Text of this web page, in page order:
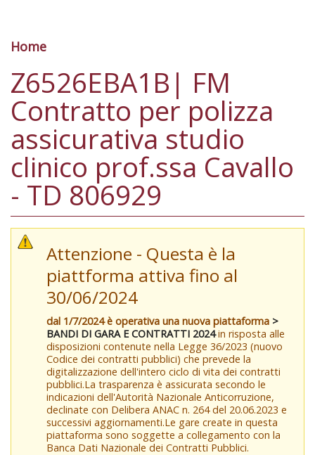
Tu sei qui
Home
Z6526EBA1B| FM
Contratto per polizza
assicurativa studio
clinico prof.ssa Cavallo
- TD 806929
Attenzione - Questa è la
piattforma attiva fino al
30/06/2024
dal 1/7/2024 è operativa una nuova piattaforma >
BANDI DI GARA E CONTRATTI 2024in risposta alle
disposizioni contenute nella Legge 36/2023 (nuovo
Codice dei contratti pubblici) che prevede la
digitalizzazione dell'intero ciclo di vita dei contratti
pubblici.La trasparenza è assicurata secondo le
indicazioni dell'Autorità Nazionale Anticorruzione,
declinate con Delibera ANAC n. 264 del 20.06.2023 e
successivi aggiornamenti.Le gare create in questa
piattaforma sono soggette a collegamento con la
Banca Dati Nazionale dei Contratti Pubblici.